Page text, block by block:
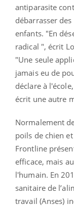
antiparasite
débarrasser
enfants. "En
radical ", écrit
"Une seule
jamais eu de
déclare à
écrit une autre
Normalement
poils de chien
Frontline
efficace, mais
l'humain. En
sanitaire de
travail (Anses)